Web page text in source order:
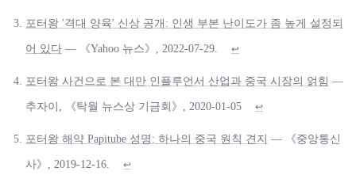
포터왕 '격대 양육' 신상 공개: 인생 부본 난이도가 좀 높게 설정되
어 있다 — 《Yahoo 뉴스》, 2022-07-29. ↩
포터왕 사건으로 본 대만 인플루언서 산업과 중국 시장의 얽힘 —
추자이, 《탁월 뉴스상 기금회》, 2020-01-05 ↩
포터왕 해약 Papitube 성명: 하나의 중국 원칙 견지 — 《중앙통신
사》, 2019-12-16. ↩